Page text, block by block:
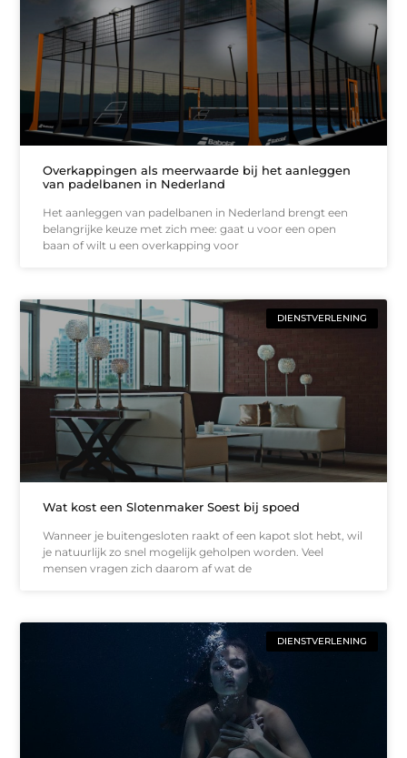
Overkappingen als meerwaarde bij het aanleggen
van padelbanen in Nederland
Het aanleggen van padelbanen in Nederland brengt een
belangrijke keuze met zich mee: gaat u voor een open
baan of wilt u een overkapping voor
DIENSTVERLENING
Wat kost een Slotenmaker Soest bij spoed
Wanneer je buitengesloten raakt of een kapot slot hebt, wil
je natuurlijk zo snel mogelijk geholpen worden. Veel
mensen vragen zich daarom af wat de
DIENSTVERLENING